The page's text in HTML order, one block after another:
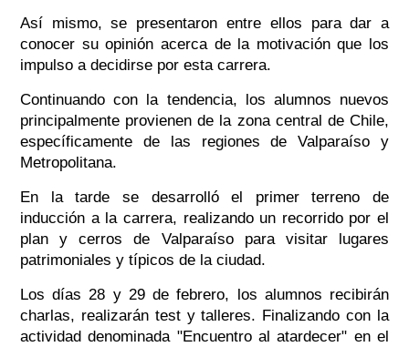
Así mismo, se presentaron entre ellos para dar a
conocer su opinión acerca de la motivación que los
impulso a decidirse por esta carrera.
Continuando con la tendencia, los alumnos nuevos
principalmente provienen de la zona central de Chile,
específicamente de las regiones de Valparaíso y
Metropolitana.
En la tarde se desarrolló el primer terreno de
inducción a la carrera, realizando un recorrido por el
plan y cerros de Valparaíso para visitar lugares
patrimoniales y típicos de la ciudad.
Los días 28 y 29 de febrero, los alumnos recibirán
charlas, realizarán test y talleres. Finalizando con la
actividad denominada "Encuentro al atardecer" en el